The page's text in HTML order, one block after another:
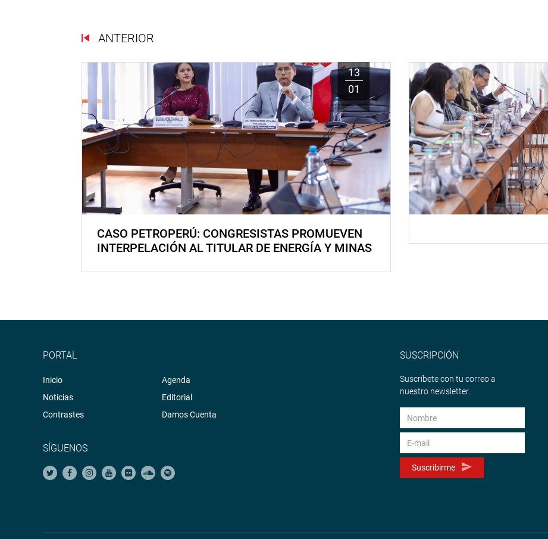
ANTERIOR
13
01
CASO PETROPERÚ: CONGRESISTAS PROMUEVEN
INTERPELACIÓN AL TITULAR DE ENERGÍA Y MINAS
PORTAL
Inicio
Noticias
Contrastes
Agenda
Editorial
Damos Cuenta
SÍGUENOS
SUSCRIPCIÓN
Suscríbete con tu correo a
nuestro newsletter.
Suscribirme